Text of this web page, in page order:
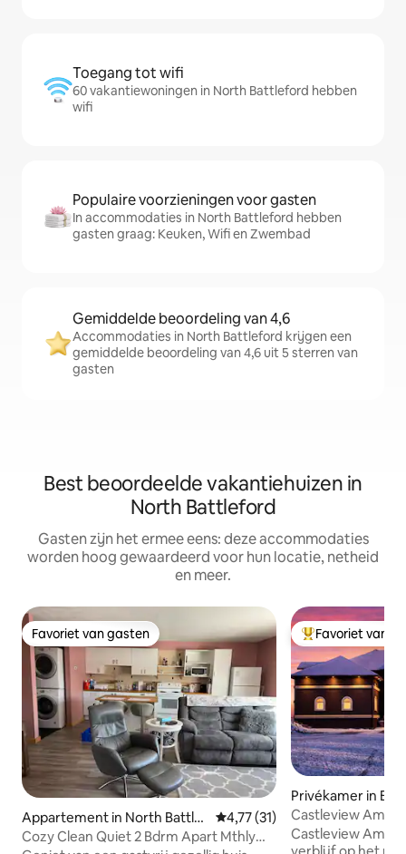
Toegang tot wifi
60 vakantiewoningen in North Battleford hebben
wifi
Populaire voorzieningen voor gasten
In accommodaties in North Battleford hebben
gasten graag: Keuken, Wifi en Zwembad
Gemiddelde beoordeling van 4,6
Accommodaties in North Battleford krijgen een
gemiddelde beoordeling van 4,6 uit 5 sterren van
gasten
Best beoordeelde vakantiehuizen in
North Battleford
Gasten zijn het ermee eens: deze accommodaties
worden hoog gewaardeerd voor hun locatie, netheid
en meer.
Favoriet van gasten
Favoriet van gasten
Appartement in North Battlef
ord
Gemiddelde beoordeling van
4,77 (31)
Cozy Clean Quiet 2 Bdrm Apart Mthly
Topfavoriet van
Favoriet van
Privékamer in
Castleview
Dichtbij
Castleview